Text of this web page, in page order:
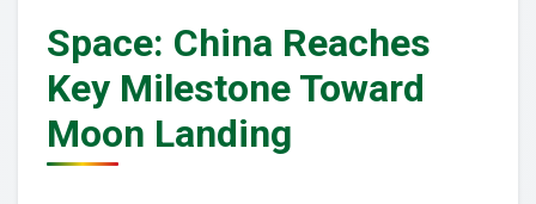
Space: China Reaches
Key Milestone Toward
Moon Landing